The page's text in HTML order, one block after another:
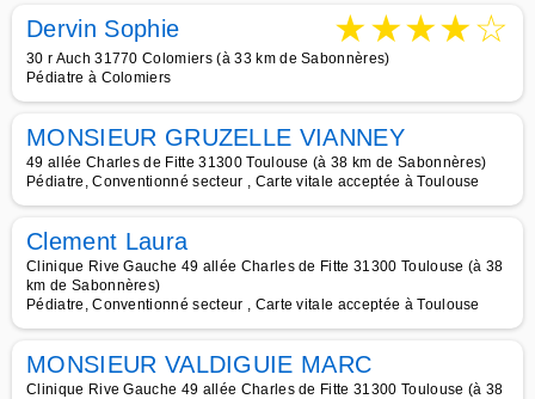
Dervin Sophie ★★★★☆
30 r Auch 31770 Colomiers (à 33 km de Sabonnères)
Pédiatre à Colomiers
MONSIEUR GRUZELLE VIANNEY
49 allée Charles de Fitte 31300 Toulouse (à 38 km de Sabonnères)
Pédiatre, Conventionné secteur , Carte vitale acceptée à Toulouse
Clement Laura
Clinique Rive Gauche 49 allée Charles de Fitte 31300 Toulouse (à 38
km de Sabonnères)
Pédiatre, Conventionné secteur , Carte vitale acceptée à Toulouse
MONSIEUR VALDIGUIE MARC
Clinique Rive Gauche 49 allée Charles de Fitte 31300 Toulouse (à 38